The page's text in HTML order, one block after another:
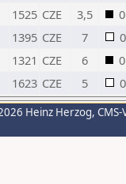
1525 CZE 3,5
0
1395 CZE 7
0
1321 CZE 6
0
1623 CZE 5 0
Heinz Herzog,